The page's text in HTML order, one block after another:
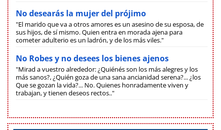
No desearás la mujer del prójimo
"El marido que va a otros amores es un asesino de su esposa, de
sus hijos, de sí mismo. Quien entra en morada ajena para
cometer adulterio es un ladrón, y de los más viles."
No Robes y no desees los bienes ajenos
"Mirad a vuestro alrededor: ¿Quiénés son los más alegres y los
más sanos?, ¿Quién goza de una sana ancianidad serena?... ¿los
Que se gozan la vida?... No. Quienes honradamente viven y
trabajan, y tienen deseos rectos.."